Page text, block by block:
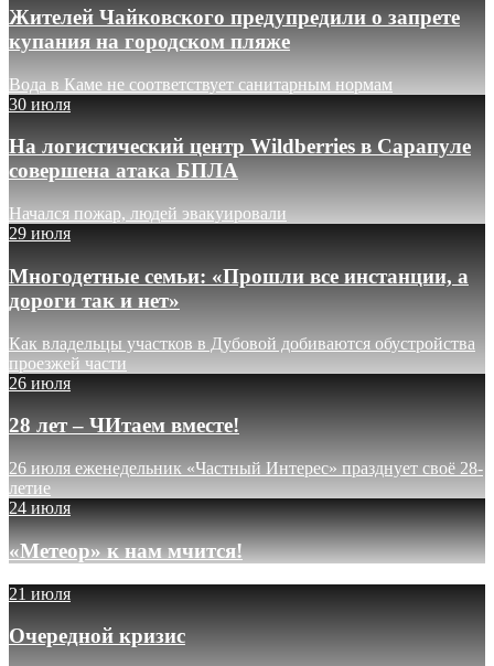
Жителей Чайковского предупредили о запрете
купания на городском пляже
Вода в Каме не соответствует санитарным нормам
30 июля
На логистический центр Wildberries в Сарапуле
совершена атака БПЛА
Начался пожар, людей эвакуировали
29 июля
Многодетные семьи: «Прошли все инстанции, а
дороги так и нет»
Как владельцы участков в Дубовой добиваются обустройства
проезжей части
26 июля
28 лет – ЧИтаем вместе!
26 июля еженедельник «Частный Интерес» празднует своё 28-
летие
24 июля
«Метеор» к нам мчится!
21 июля
Очередной кризис